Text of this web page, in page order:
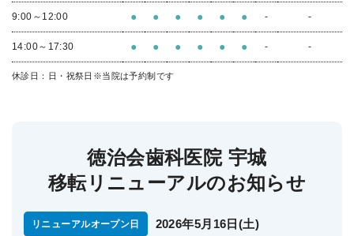
9:00～12:00 ● ● ● ● ● ● - -
14:00～17:30 ● ● ● ● ● ● - -
休診日：日・祝祭日 ※当院は予約制です
徳治会歯科医院 宇城
移転リニューアルのお知らせ
リニューアルオープン日 2026年5月16日(土)